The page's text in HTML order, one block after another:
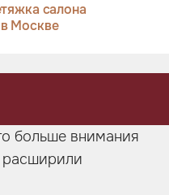
салона
Москве
больше внимания
расширили